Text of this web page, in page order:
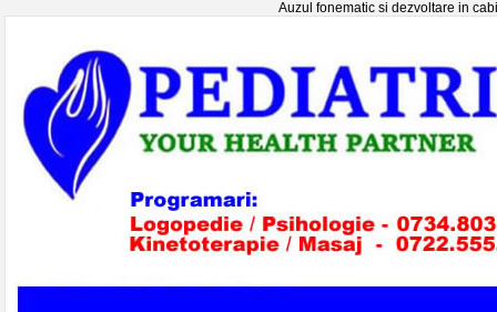
Auzul fonematic si dezvoltare in